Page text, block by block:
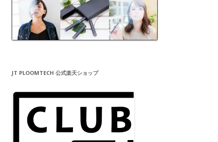
JT PLOOMTECH 公式楽天ショップ